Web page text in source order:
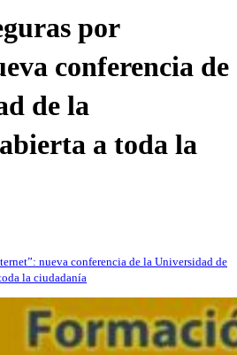
por
conferencia de
de la
a toda la
nueva conferencia de la Universidad de
la ciudadanía